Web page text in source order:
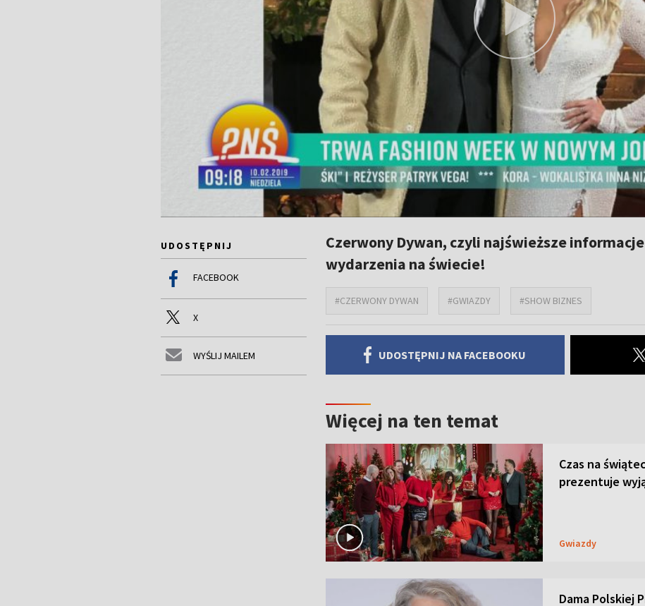
UDOSTĘPNIJ
FACEBOOK
X
WYŚLIJ MAILEM
Czerwony Dywan, czyli najświeższe
wydarzenia na świecie!
#CZERWONY DYWAN #GWIAZDY #SHOW BIZNES
UDOSTĘPNIJ NA FACEBOOKU
Więcej na ten temat
Czas na
prezentuje
Gwiazdy
Dama Polskiej